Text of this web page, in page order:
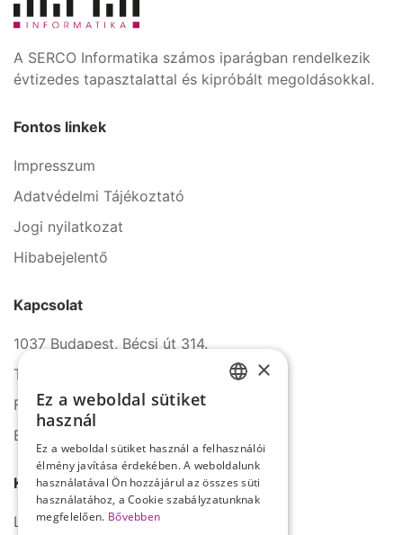
A SERCO Informatika számos iparágban rendelkezik
évtizedes tapasztalattal és kipróbált megoldásokkal.
Fontos linkek
Impresszum
Adatvédelmi Tájékoztató
Jogi nyilatkozat
Hibabejelentő
Kapcsolat
1037 Budapest, Bécsi út 314.
Tel.: +36 1 272 2140
Fax: +36 1 272 2150
E-mail: info@serco.hu
Kövessen minket
LinkedIn
×
Ez a weboldal sütiket
használ
Ez a weboldal sütiket használ a felhasználói
élmény javítása érdekében. A weboldalunk
használatával Ön hozzájárul az összes süti
használatához, a Cookie szabályzatunknak
megfelelően. Bővebben